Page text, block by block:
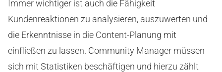
Immer wichtiger ist auch die Fähigkeit
Kundenreaktionen zu analysieren, auszuwerten und
die Erkenntnisse in die Content-Planung mit
einfließen zu lassen. Community Manager müssen
sich mit Statistiken beschäftigen und hierzu zählt